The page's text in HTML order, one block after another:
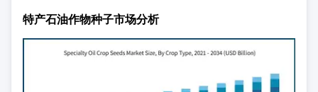
特产石油作物种子市场分析